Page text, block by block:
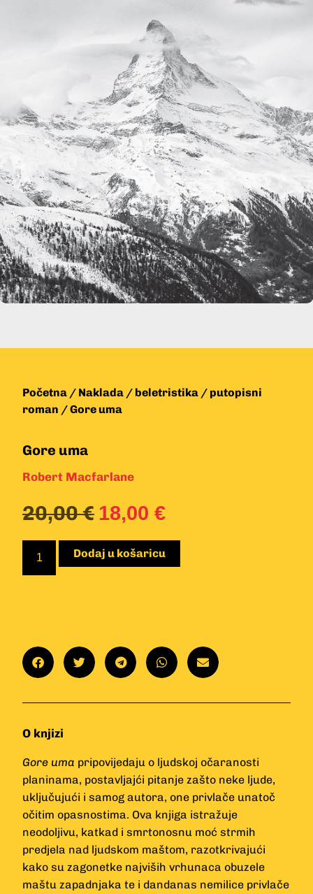
Početna / Naklada / beletristika / putopisni
roman / Gore uma
Gore uma
Robert Macfarlane
20,00€ 18,00 €
Dodaj u košaricu
O knjizi
Gore uma pripovijedaju o ljudskoj očaranosti
planinama, postavljajći pitanje zašto neke ljude,
uključujući i samog autora, one privlače unatoč
očitim opasnostima. Ova knjiga istražuje
neodoljivu, katkad i smrtonosnu moć strmih
predjela nad ljudskom maštom, razotkrivajući
kako su zagonetke najviših vrhunaca obuzele
maštu zapadnjaka te i dandanas nemilice privlače